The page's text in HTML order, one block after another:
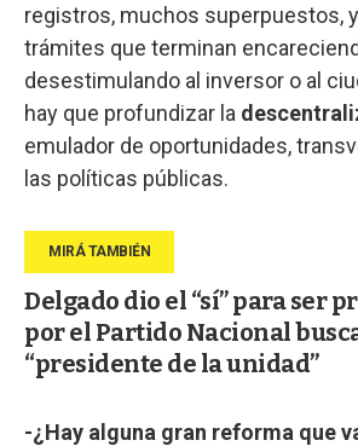
registros, muchos superpuestos,
trámites que terminan
desestimulando al inversor o al
hay que profundizar la
emulador de oportunidades,
las políticas públicas.
Delgado dio el “sí” para ser
por el Partido Nacional
“presidente de la unidad”
-¿Hay alguna gran reforma que